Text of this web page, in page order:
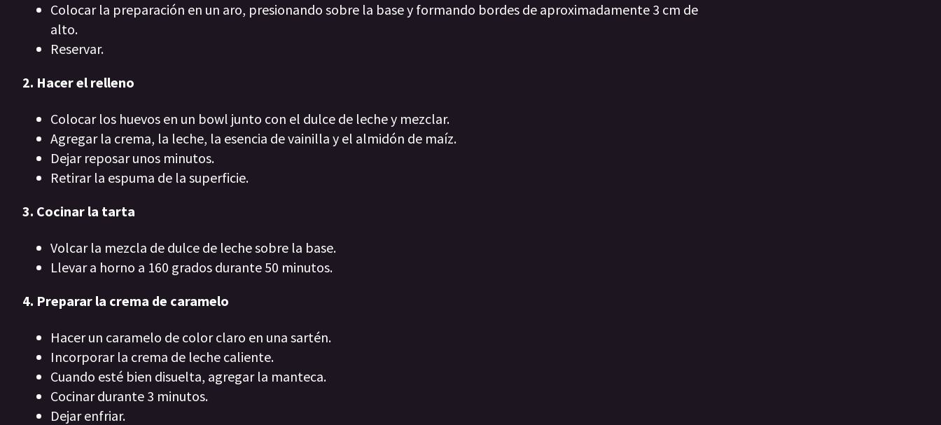
Colocar la preparación en un aro, presionando sobre la base y formando bordes de aproximadamente 3 cm de
alto.
Reservar.
2. Hacer el relleno
Colocar los huevos en un bowl junto con el dulce de leche y mezclar.
Agregar la crema, la leche, la esencia de vainilla y el almidón de maíz.
Dejar reposar unos minutos.
Retirar la espuma de la superficie.
3. Cocinar la tarta
Volcar la mezcla de dulce de leche sobre la base.
Llevar a horno a 160 grados durante 50 minutos.
4. Preparar la crema de caramelo
Hacer un caramelo de color claro en una sartén.
Incorporar la crema de leche caliente.
Cuando esté bien disuelta, agregar la manteca.
Cocinar durante 3 minutos.
Dejar enfriar.